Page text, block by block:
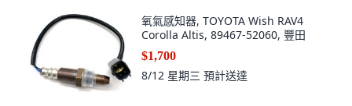
氧氣感知器, TOYOTA Wish RAV4
Corolla Altis, 89467-52060, 豐田
$1,700
8/12 星期三 預計送達